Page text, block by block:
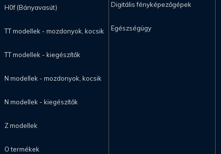
H0f (Bányavasút)
TT modellek - mozdonyok, kocsik
TT modellek - kiegészítők
N modellek - mozdonyok, kocsik
N modellek - kiegészítők
Z modellek
O termékek
Digitális fényképezőgépek
Egészségügy